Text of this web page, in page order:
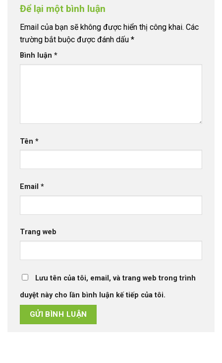
Để lại một bình luận
Email của bạn sẽ không được hiển thị công khai. Các
trường bắt buộc được đánh dấu *
Bình luận *
Tên *
Email *
Trang web
Lưu tên của tôi, email, và trang web trong trình
duyệt này cho lần bình luận kế tiếp của tôi.